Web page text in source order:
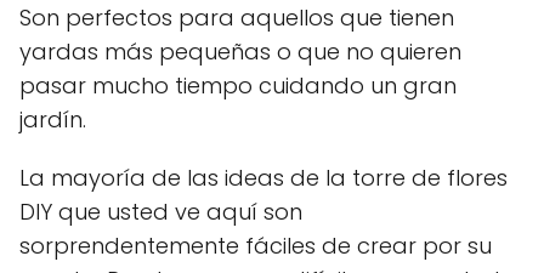
Son perfectos para aquellos que tienen
yardas más pequeñas o que no quieren
pasar mucho tiempo cuidando un gran
jardín.
La mayoría de las ideas de la torre de flores
DIY que usted ve aquí son
sorprendentemente fáciles de crear por su